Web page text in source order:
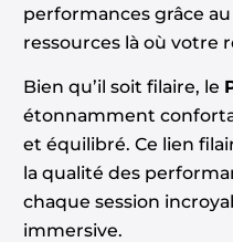
performances grâce
ressources là où votre
Bien qu’il soit filaire, le
étonnamment
et équilibré. Ce lien
la qualité des
chaque session
immersive.